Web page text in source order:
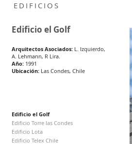
EDIFICIOS
Edificio el Golf
Arquitectos Asociados: L. Izquierdo,
A. Lehmann, R Lira.
Año: 1991
Ubicación: Las Condes, Chile
Edificio el Golf
Edificio Torre las Condes
Edificio Lota
Edificio Telex Chile